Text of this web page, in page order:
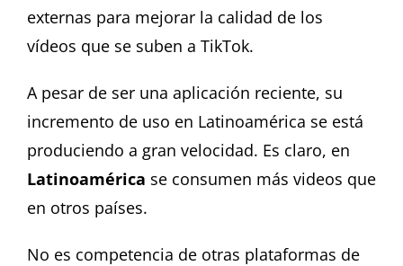
externas para mejorar la calidad de los
vídeos que se suben a TikTok.
A pesar de ser una aplicación reciente, su
incremento de uso en Latinoamérica se está
produciendo a gran velocidad. Es claro, en
Latinoamérica se consumen más videos que
en otros países.
No es competencia de otras plataformas de